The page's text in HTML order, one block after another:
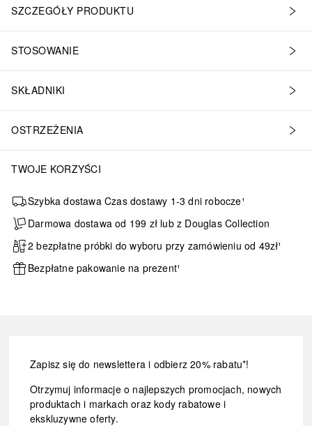
SZCZEGÓŁY PRODUKTU
STOSOWANIE
SKŁADNIKI
OSTRZEŻENIA
TWOJE KORZYŚCI
Szybka dostawa Czas dostawy 1-3 dni robocze¹
Darmowa dostawa od 199 zł lub z Douglas Collection
2 bezpłatne próbki do wyboru przy zamówieniu od 49zł¹
Bezpłatne pakowanie na prezent¹
Zapisz się do newslettera i odbierz 20% rabatu*!
Otrzymuj informacje o najlepszych promocjach, nowych
produktach i markach oraz kody rabatowe i
ekskluzywne oferty.